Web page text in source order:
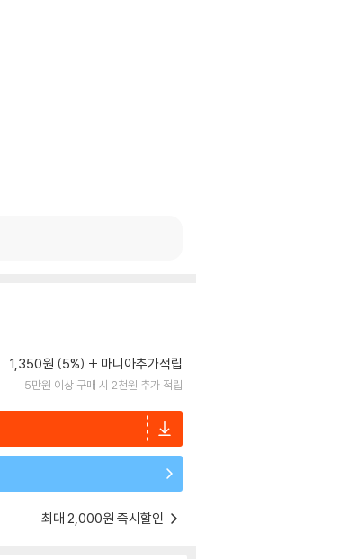
1,350원 (5%) 마니아추가적립
5만원 이상 구매 시 2천원 추가 적립
최대 2,000원 즉시할인